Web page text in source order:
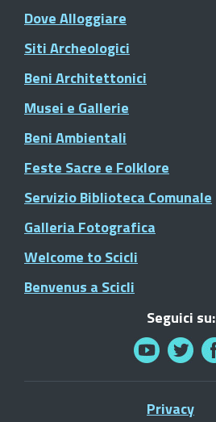
Dove Alloggiare
Siti Archeologici
Beni Architettonici
Musei e Gallerie
Beni Ambientali
Feste Sacre e Folklore
Servizio Biblioteca Comunale
Galleria Fotografica
Welcome to Scicli
Benvenus a Scicli
Seguici su:
Privacy